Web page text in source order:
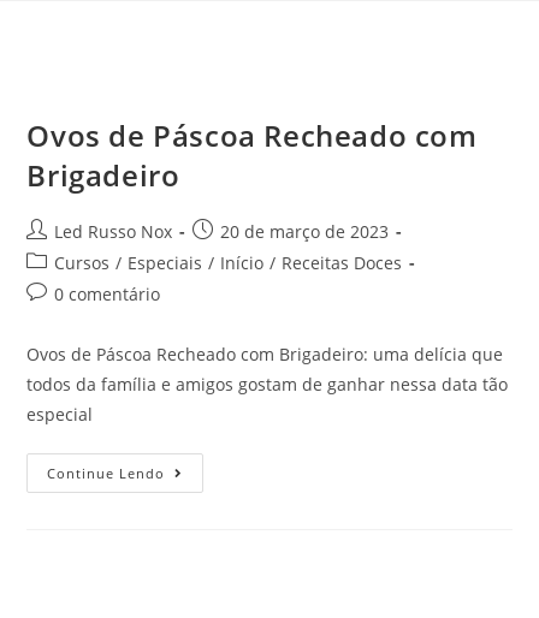
Ovos de Páscoa Recheado com
Brigadeiro
Led Russo Nox
20 de março de 2023
Cursos / Especiais / Início / Receitas Doces
0 comentário
Ovos de Páscoa Recheado com Brigadeiro: uma delícia que
todos da família e amigos gostam de ganhar nessa data tão
especial
Continue Lendo